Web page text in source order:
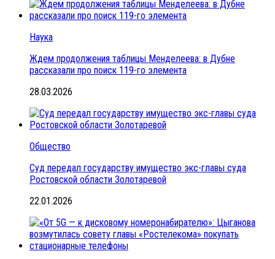
Наука
Ждем продолжения таблицы Менделеева: в Дубне
рассказали про поиск 119-го элемента
28.03.2026
Общество
Суд передал государству имущество экс-главы суда
Ростовской области Золотаревой
22.01.2026